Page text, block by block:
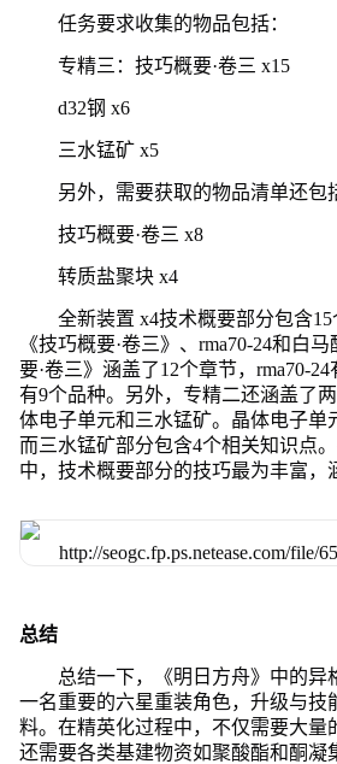
任务要求收集的物品包括：
专精三：技巧概要·卷三 x15
d32钢 x6
三水锰矿 x5
另外，需要获取的物品清单还包
技巧概要·卷三 x8
转质盐聚块 x4
全新装置 x4技术概要部分包含
《技巧概要·卷三》、rma70-24和白
要·卷三》涵盖了12个章节，rma70-
有9个品种。另外，专精二还涵盖了
体电子单元和三水锰矿。晶体电子单
而三水锰矿部分包含4个相关知识点
中，技术概要部分的技巧最为丰富，
总结
总结一下，《明日方舟》中的异
一名重要的六星重装角色，升级与技
料。在精英化过程中，不仅需要大量
还需要各类基建物资如聚酸酯和酮凝